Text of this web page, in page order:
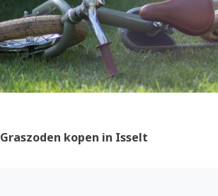
Graszoden kopen in Isselt